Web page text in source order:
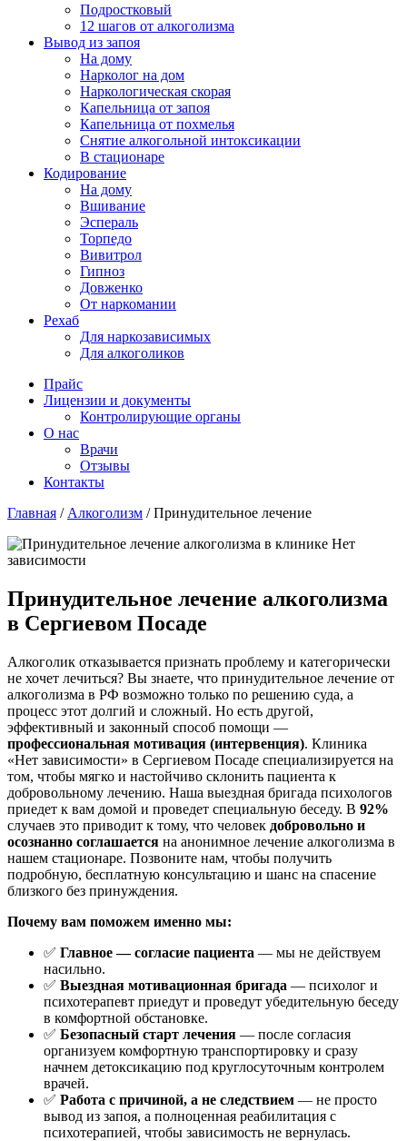
Подростковый
12 шагов от алкоголизма
Вывод из запоя
На дому
Нарколог на дом
Наркологическая скорая
Капельница от запоя
Капельница от похмелья
Снятие алкогольной интоксикации
В стационаре
Кодирование
На дому
Вшивание
Эспераль
Торпедо
Вивитрол
Гипноз
Довженко
От наркомании
Рехаб
Для наркозависимых
Для алкоголиков
Прайс
Лицензии и документы
Контролирующие органы
О нас
Врачи
Отзывы
Контакты
Главная / Алкоголизм /Принудительное лечение
Принудительное лечение алкоголизма
в Сергиевом Посаде
Алкоголик отказывается признать проблему и категорически
не хочет лечиться? Вы знаете, что принудительное лечение от
алкоголизма в РФ возможно только по решению суда, а
процесс этот долгий и сложный. Но есть другой,
эффективный и законный способ помощи —
профессиональная мотивация (интервенция). Клиника
«Нет зависимости» в Сергиевом Посаде специализируется на
том, чтобы мягко и настойчиво склонить пациента к
добровольному лечению. Наша выездная бригада психологов
приедет к вам домой и проведет специальную беседу. В 92%
случаев это приводит к тому, что человек добровольно и
осознанно соглашается на анонимное лечение алкоголизма в
нашем стационаре. Позвоните нам, чтобы получить
подробную, бесплатную консультацию и шанс на спасение
близкого без принуждения.
Почему вам поможем именно мы:
✅ Главное — согласие пациента — мы не действуем
насильно.
✅ Выездная мотивационная бригада — психолог и
психотерапевт приедут и проведут убедительную беседу
в комфортной обстановке.
✅ Безопасный старт лечения — после согласия
организуем комфортную транспортировку и сразу
начнем детоксикацию под круглосуточным контролем
врачей.
✅ Работа с причиной, а не следствием — не просто
вывод из запоя, а полноценная реабилитация с
психотерапией, чтобы зависимость не вернулась.